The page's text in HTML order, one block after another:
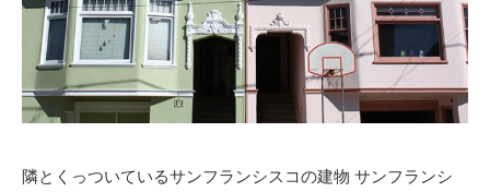
隣とくっついているサンフランシスコの建物 サンフランシ